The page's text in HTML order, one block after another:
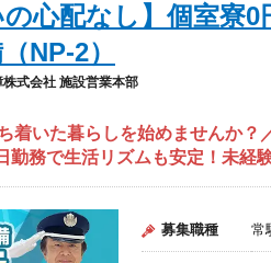
の心配なし】個室寮
NP-2）
式会社 施設営業本部
着いた暮らしを始めませんか
勤務で生活リズムも安定！未経
募集職種 常